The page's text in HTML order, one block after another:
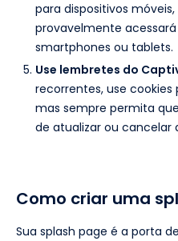
para dispositivos
provavelmente acessará
smartphones ou tablets.
Use lembretes do
recorrentes, use cookies
mas sempre permita
de atualizar ou cancelar
Como criar uma
Sua splash page é a porta